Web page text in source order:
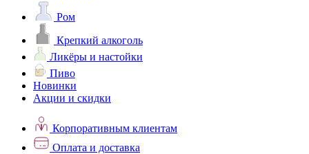
Ром
Крепкий алкоголь
Ликёры и настойки
Пиво
Новинки
Акции и скидки
Корпоративным клиентам
Оплата и доставка